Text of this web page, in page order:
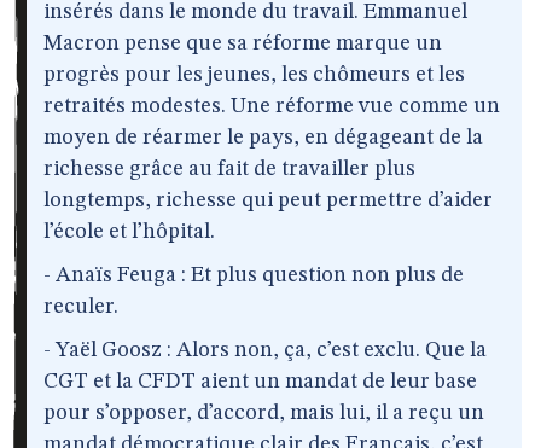
insérés dans le monde du travail. Emmanuel
Macron pense que sa réforme marque un
progrès pour les jeunes, les chômeurs et les
retraités modestes. Une réforme vue comme un
moyen de réarmer le pays, en dégageant de la
richesse grâce au fait de travailler plus
longtemps, richesse qui peut permettre d’aider
l’école et l’hôpital.
- Anaïs Feuga : Et plus question non plus de
reculer.
- Yaël Goosz : Alors non, ça, c’est exclu. Que la
CGT et la CFDT aient un mandat de leur base
pour s’opposer, d’accord, mais lui, il a reçu un